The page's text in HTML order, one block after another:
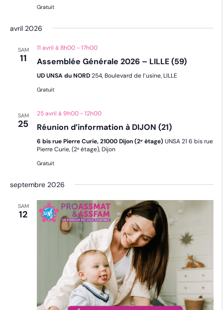
Gratuit
avril 2026
SAM
11
11 avril à 8h00-17h00
Assemblée Générale 2026 – LILLE (59)
UD UNSA du NORD254, Boulevard de l’usine, LILLE
Gratuit
SAM
25
25 avril à 9h00-12h00
Réunion d’information à DIJON (21)
6 bis rue Pierre Curie, 21000 Dijon (2ᵉ étage)UNSA 21 6 bis rue
Pierre Curie, (2ᵉ étage), Dijon
Gratuit
septembre 2026
SAM
12